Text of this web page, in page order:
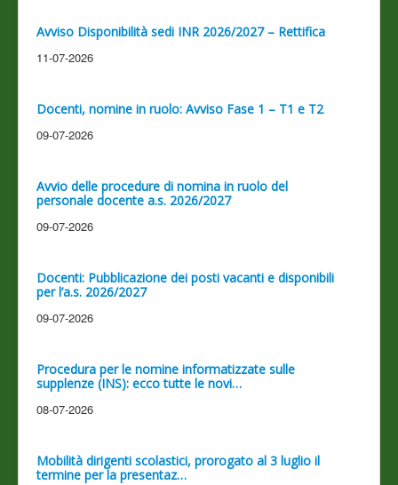
Avviso Disponibilità sedi INR 2026/2027 – Rettifica
11-07-2026
Docenti, nomine in ruolo: Avviso Fase 1 – T1 e T2
09-07-2026
Avvio delle procedure di nomina in ruolo del
personale docente a.s. 2026/2027
09-07-2026
Docenti: Pubblicazione dei posti vacanti e disponibili
per l’a.s. 2026/2027
09-07-2026
Procedura per le nomine informatizzate sulle
supplenze (INS): ecco tutte le novi…
08-07-2026
Mobilità dirigenti scolastici, prorogato al 3 luglio il
termine per la presentaz…